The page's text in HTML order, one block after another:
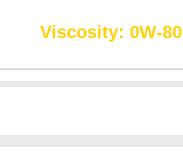
Viscosity: 0W-80